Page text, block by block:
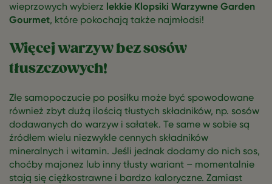
wieprzowych wybierz lekkie Klopsiki Warzywne Garden
Gourmet, które pokochają także najmłodsi!
Więcej warzyw bez sosów
tłuszczowych!
Złe samopoczucie po posiłku może być spowodowane
również zbyt dużą ilością tłustych składników, np. sosów
dodawanych do warzyw i sałatek. Te same w sobie są
źródłem wielu niezwykle cennych składników
mineralnych i witamin. Jeśli jednak dodamy do nich sos,
choćby majonez lub inny tłusty wariant – momentalnie
stają się ciężkostrawne i bardzo kaloryczne. Zamiast